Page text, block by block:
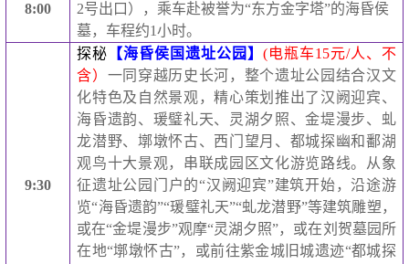
8:00
2号出口），乘车赴被誉为“东方金字塔”的海昏侯
墓，车程约1小时。
9:30
探秘 【海昏侯国遗址公园】 (电瓶车15元/人、不
含） 一同穿越历史长河，整个遗址公园结合汉文
化特色及自然景观，精心策划推出了汉阙迎宾、
海昏遗韵、瑗璧礼天、灵湖夕照、金堤漫步、虬
龙潜野、墎墩怀古、西门望月、都城探幽和鄱湖
观鸟十大景观，串联成园区文化游览路线。从象
征遗址公园门户的“汉阙迎宾”建筑开始，沿途游
览“海昏遗韵”“瑗璧礼天”“虬龙潜野”等建筑雕塑，
或在“金堤漫步”观摩“灵湖夕照”，或在刘贺墓园所
在地“墎墩怀古”，或前往紫金城旧城遗迹“都城探